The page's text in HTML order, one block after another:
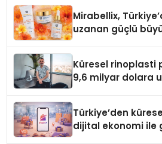
Mirabellix,
uzanan güçlü
Küresel rinoplasti
9,6 milyar dolara
Türkiye’den
dijital ekonomi ile